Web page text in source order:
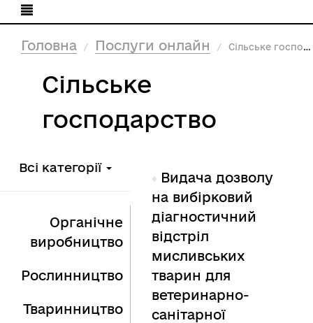
Головна Послуги онлайн Сільське господарство
Сільське
господарство
Всі категорії
Органічне
виробництво
Рослинництво
Тваринництво
Видача дозволу
на вибірковий
діагностичний
відстріл
мисливських
тварин для
ветеринарно-
санітарної